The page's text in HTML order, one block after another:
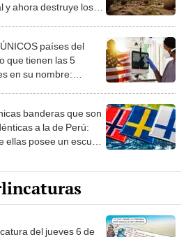
y ahora destruye los
países del
que tienen las 5
en su nombre:
banderas que son
a la de Perú:
ellas posee un escudo
del jueves 6 de